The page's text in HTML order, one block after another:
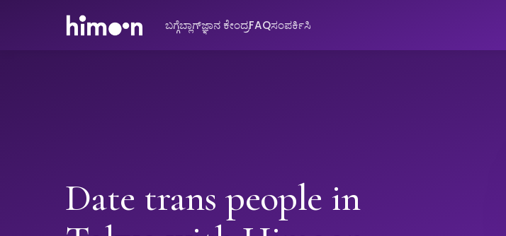
ಬಗ್ಗೆಬ್ಲಾಗ್ಜ್ಞಾನ ಕೇಂದ್ರFAQಸಂಪರ್ಕಿಸಿ
Date trans people in